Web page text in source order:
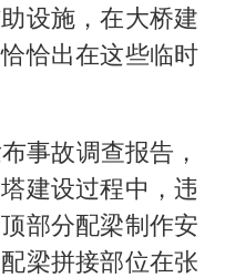
设施，在大桥建
恰出在这些临时
事故调查报告，
建设过程中，违
部分配梁制作安
梁拼接部位在张